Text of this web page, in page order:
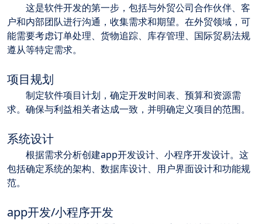
户和内部团队进行沟通，收集需求和期望。在外贸领域，可
能需要考虑订单处理、货物追踪、库存管理、国际贸易法规
遵从等特定需求。
项目规划
求。确保与利益相关者达成一致，并明确定义项目的范围。
系统设计
包括确定系统的架构、数据库设计、用户界面设计和功能规
范。
app开发/小程序开发